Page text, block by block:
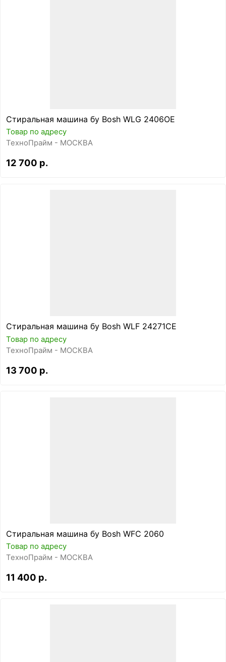
Стиральная машина бу Bosh WLG 2406OE
Товар по адресу
ТехноПрайм - МОСКВА
12 700 р.
Стиральная машина бу Bosh WLF 24271CE
Товар по адресу
ТехноПрайм - МОСКВА
13 700 р.
Стиральная машина бу Bosh WFC 2060
Товар по адресу
ТехноПрайм - МОСКВА
11 400 р.